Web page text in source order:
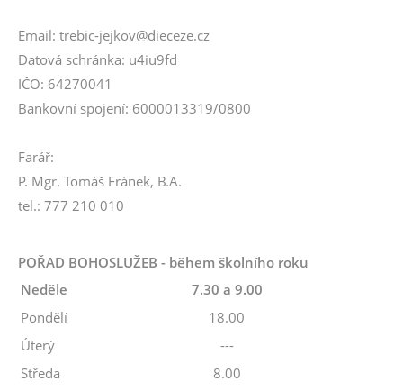
Email: trebic-jejkov@dieceze.cz
Datová schránka: u4iu9fd
IČO: 64270041
Bankovní spojení: 6000013319/0800
Farář:
P. Mgr. Tomáš Fránek, B.A.
tel.: 777 210 010
POŘAD BOHOSLUŽEB - během školního roku
Neděle
7.30 a 9.00
Pondělí
18.00
Úterý
---
Středa
8.00